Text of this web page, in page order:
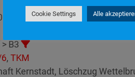
15:04
> B3
, TKM
Kernstadt, Löschzug
Cookie Settings Alle